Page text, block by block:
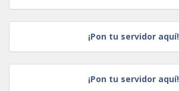
¡Pon tu servidor aquí!
¡Pon tu servidor aquí!